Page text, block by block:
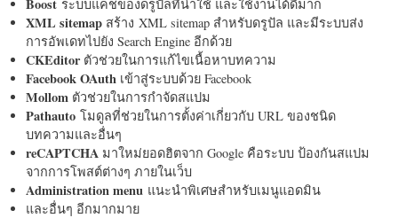
Boost ระบบแคชของดรูปัลที่น่าใช้ และใช้งานได้ดีมาก
XML sitemap สร้าง XML sitemap สำหรับดรูปัล และมีระบบส่ง
การอัพเดทไปยัง Search Engine อีกด้วย
CKEditorตัวช่วยในการแก้ไขเนื้อหาบทความ
Facebook OAuth เข้าสู่ระบบด้วย Facebook
Mollom ตัวช่วยในการกำจัดสแปม
Pathauto โมดูลที่ช่วยในการตั้งค่าเกี่ยวกับ URL ของชนิด
บทความและอื่นๆ
reCAPTCHA มาใหม่ยอดฮิตจาก Google คือระบบ ป้องกันสแปม
จากการโพสต์ต่างๆ ภายในเว็บ
Administration menu แนะนำพิเศษสำหรับเมนูแอดมิน
และอื่นๆ อีกมากมาย